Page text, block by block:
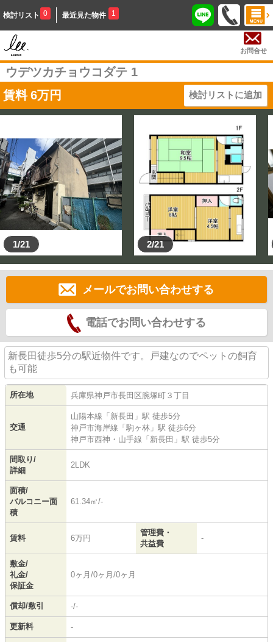
検討リスト 0 最近見た物件 1
お問合せ
ウデツカチョウコダテ 1
賃料 6万円 検討リストに追加
1/21 2/21
メールでお問い合わせする
電話でお問い合わせする
新長田徒歩5分の駅近物件です。戸建なのでペットの飼育
も可能
所在地 兵庫県神戸市長田区腕塚町 ３丁目
交通
山陽本線 「 新長田 」駅 徒歩5分
神戸市海岸線 「 駒ヶ林 」駅 徒歩6分
神戸市西神・山手線 「 新長田 」駅 徒歩5分
間取り/
詳細
2LDK
面積/
バルコニー面
積
61.34㎡/-
賃料 6万円
管理費・
共益費
-
敷金/
礼金/
保証金
0ヶ月/0ヶ月/0ヶ月
償却/敷引 -/-
更新料 -